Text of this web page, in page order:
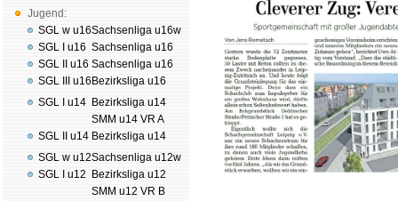
Jugend:
SGL w u16
SGL I u16
SGL II u16
SGL III u16
SGL I u14
SGL II u14
SGL w u12
SGL I u12
Sachsenliga u16w
Sachsenliga u16
Sachsenliga u16
Bezirksliga u16
Bezirksliga u14
SMM u14 VR A
Bezirksliga u14
Sachsenliga u12w
Bezirksliga u12
SMM u12 VR B